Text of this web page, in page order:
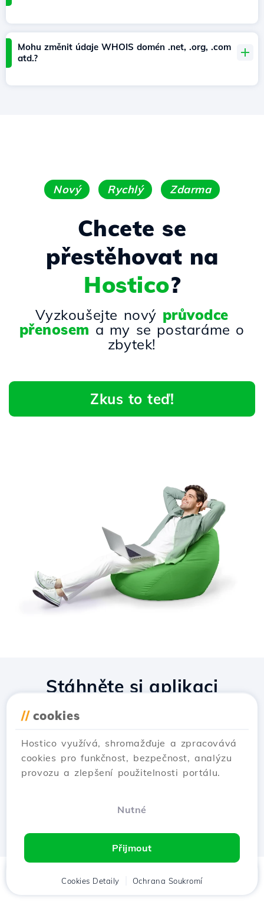
Mohu změnit údaje WHOIS domén .net, .org, .com
atd.?
Nový Rychlý Zdarma
Chcete se
přestěhovat na
Hostico?
Vyzkoušejte nový průvodce
přenosem a my se postaráme o
zbytek!
Zkus to teď!
// cookies
Hostico využívá, shromažďuje a zpracovává
cookies pro funkčnost, bezpečnost, analýzu
provozu a zlepšení použitelnosti portálu.
Nutné
Přijmout
Cookies Detaily Ochrana Soukromí
Klient Košík Chat
Stáhněte si aplikaci